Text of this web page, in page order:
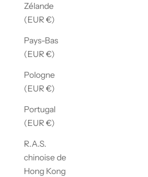
Zélande
(EUR €)
Pays-Bas
(EUR €)
Pologne
(EUR €)
Portugal
(EUR €)
R.A.S.
chinoise de
Hong Kong